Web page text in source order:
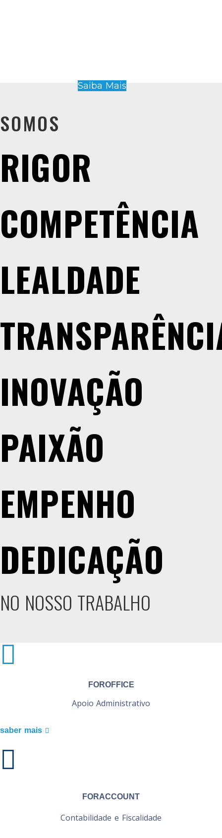
Saiba Mais
SOMOS
RIGOR
COMPETÊNCIA
LEALDADE
TRANSPARÊNCI
INOVAÇÃO
PAIXÃO
EMPENHO
DEDICAÇÃO
NO NOSSO TRABALHO
FOROFFICE
Apoio Administrativo
saber mais
FORACCOUNT
Contabilidade e Fiscalidade